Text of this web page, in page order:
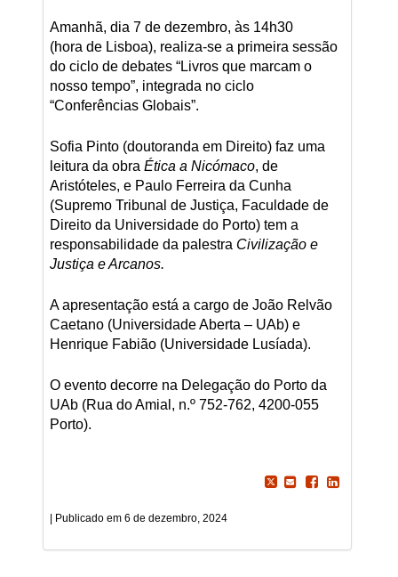
Amanhã, dia 7 de dezembro, às 14h30
(hora de Lisboa), realiza-se a primeira sessão
do ciclo de debates “Livros que marcam o
nosso tempo”, integrada no ciclo
“Conferências Globais”.
Sofia Pinto (doutoranda em Direito) faz uma
leitura da obra Ética a Nicómaco, de
Aristóteles, e Paulo Ferreira da Cunha
(Supremo Tribunal de Justiça, Faculdade de
Direito da Universidade do Porto) tem a
responsabilidade da palestra Civilização e
Justiça e Arcanos.
A apresentação está a cargo de João Relvão
Caetano (Universidade Aberta – UAb) e
Henrique Fabião (Universidade Lusíada).
O evento decorre na Delegação do Porto da
UAb (Rua do Amial, n.º 752-762, 4200-055
Porto).
6 de dezembro, 2024